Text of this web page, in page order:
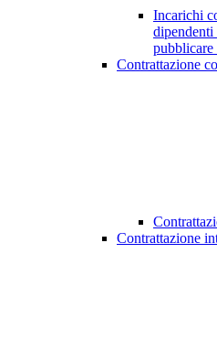
Incarichi
Contrattazione
Contrattazione